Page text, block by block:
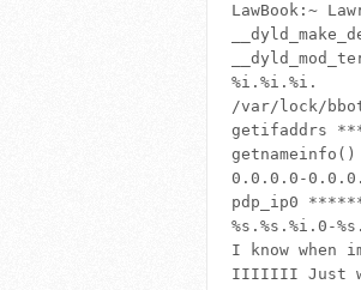
LawBook:~
%i.%i.%i.
/var/lock/
getifaddrs
0.0.0.0-
pdp_ip0
%s.%s.%i.0-
I know when
IIIIIII Just